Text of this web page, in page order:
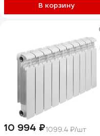
В корзину
10 994 ₽1099.4 ₽/шт